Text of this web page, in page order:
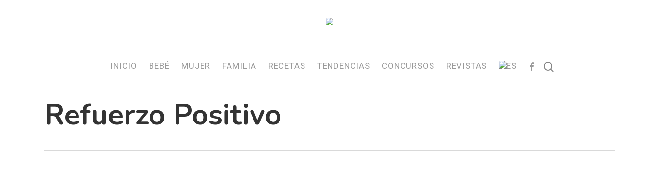
INICIO BEBÉ MUJER FAMILIA RECETAS TENDENCIAS CONCURSOS REVISTAS FACEBOOK
Refuerzo Positivo